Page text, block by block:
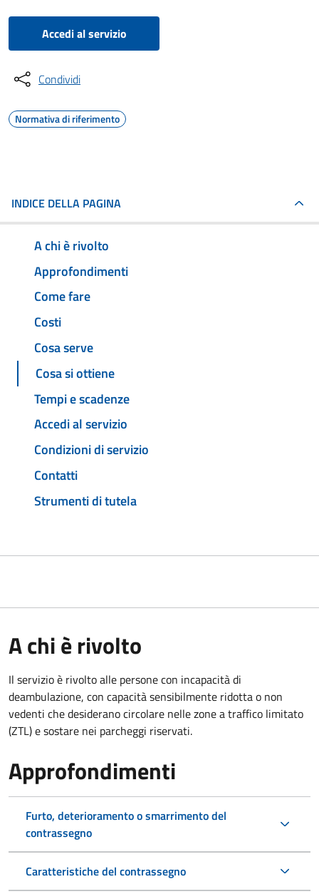
Accedi al servizio
Condividi
Normativa di riferimento
INDICE DELLA PAGINA
A chi è rivolto
Approfondimenti
Come fare
Costi
Cosa serve
Cosa si ottiene
Tempi e scadenze
Accedi al servizio
Condizioni di servizio
Contatti
Strumenti di tutela
A chi è rivolto
Il servizio è rivolto alle persone con incapacità di
deambulazione, con capacità sensibilmente ridotta o non
vedenti che desiderano circolare nelle zone a traffico limitato
(ZTL) e sostare nei parcheggi riservati.
Approfondimenti
Furto, deterioramento o smarrimento del
contrassegno
Caratteristiche del contrassegno